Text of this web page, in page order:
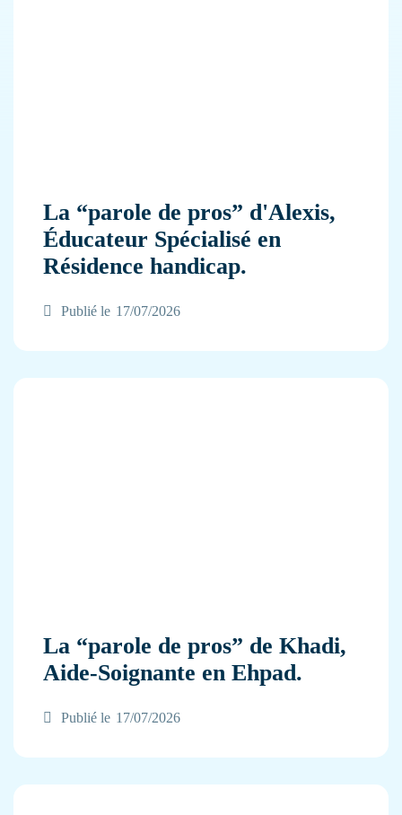
La “parole de pros” d'Alexis,
Éducateur Spécialisé en
Résidence handicap.
Publié le 17/07/2026
La “parole de pros” de Khadi,
Aide-Soignante en Ehpad.
Publié le 17/07/2026